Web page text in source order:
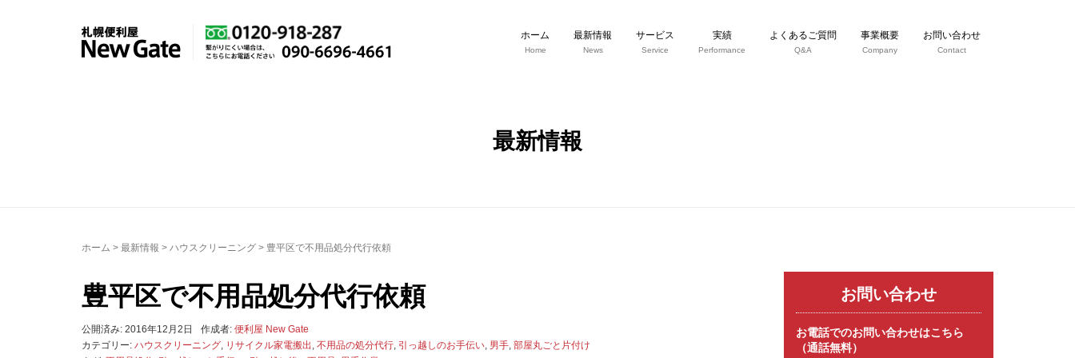
ホーム
Home
最新情報
News
サービス
Service
実績
Performance
よくあるご質問
Q&A
事業概要
Company
お問い合わせ
Contact
最新情報
ホーム > 最新情報 > ハウスクリーニング > 豊平区で不用品処分代行依頼
豊平区で不用品処分代行依頼
公開済み: 2016年12月2日 作成者: 便利屋 New Gate
カテゴリー: ハウスクリーニング, リサイクル家電搬出 , 不用品の処分代行, 引っ越しのお手伝い, 男手, 部屋丸ごと片付け
お問い合わせ
お電話でのお問い合わせはこちら
（通話無料）